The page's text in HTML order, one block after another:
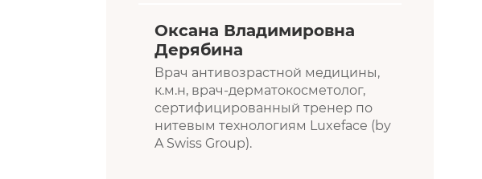
Оксана Владимировна
Дерябина
Врач антивозрастной медицины,
к.м.н, врач-дерматокосметолог,
сертифицированный тренер по
нитевым технологиям Luxeface (by
A Swiss Group).